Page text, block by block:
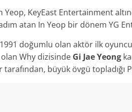
Yeop, KeyEast Entertainment
atan In Yeop bir dönem YG
doğumlu olan aktör ilk
olan Why dizisinde Gi Jae Yeong
tarafından, büyük övgü topladığı